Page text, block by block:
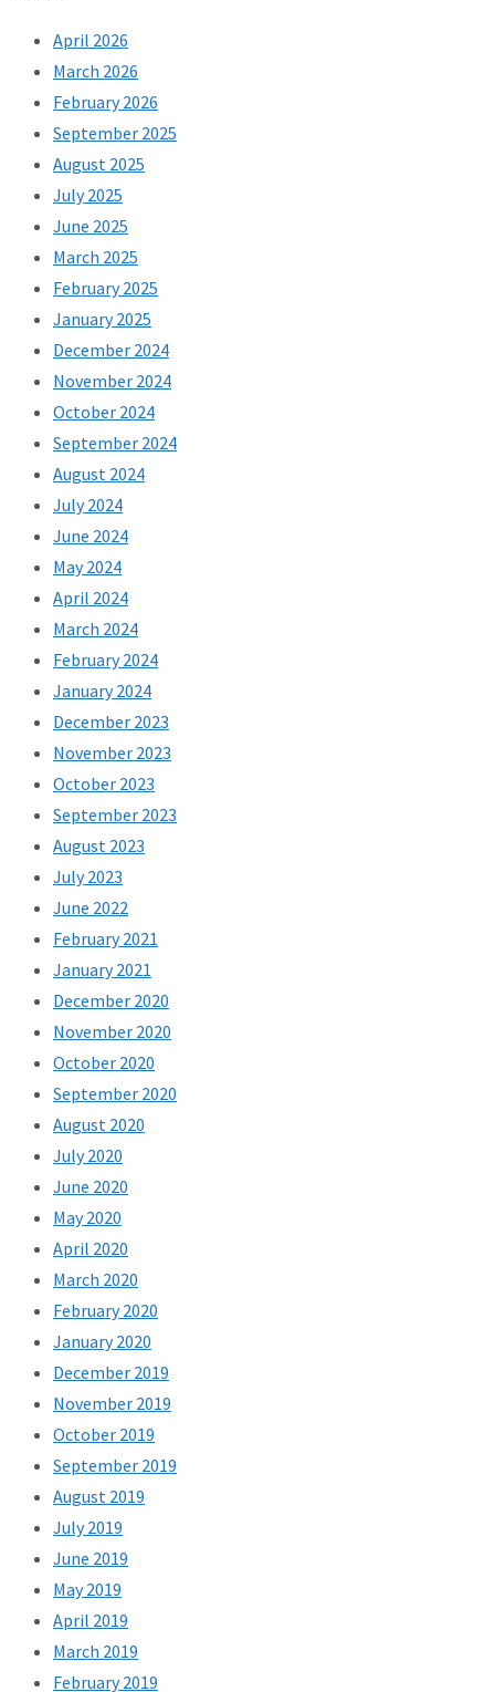
April 2026
March 2026
February 2026
September 2025
August 2025
July 2025
June 2025
March 2025
February 2025
January 2025
December 2024
November 2024
October 2024
September 2024
August 2024
July 2024
June 2024
May 2024
April 2024
March 2024
February 2024
January 2024
December 2023
November 2023
October 2023
September 2023
August 2023
July 2023
June 2022
February 2021
January 2021
December 2020
November 2020
October 2020
September 2020
August 2020
July 2020
June 2020
May 2020
April 2020
March 2020
February 2020
January 2020
December 2019
November 2019
October 2019
September 2019
August 2019
July 2019
June 2019
May 2019
April 2019
March 2019
February 2019